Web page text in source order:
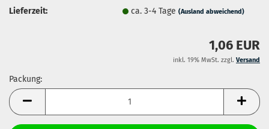
Lieferzeit:
ca. 3-4 Tage(Ausland abweichend)
1,06 EUR
inkl. 19% MwSt. zzgl. Versand
Packung:
Packung